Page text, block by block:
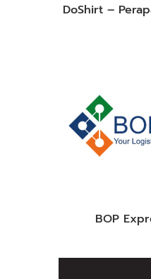
DoShirt –
BOP